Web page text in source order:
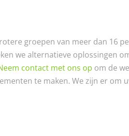
groepen van meer dan 16
we alternatieve oplossingen
contact met ons op om de
te maken. We zijn er om